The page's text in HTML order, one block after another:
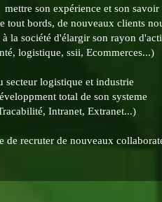
son expérience et son savoir
tout bords, de nouveaux clients
la société d'élargir son rayon
logistique, ssii, Ecommerces...)
logistique et industrie
total de son systeme
Intranet, Extranet...)
de recruter de nouveaux